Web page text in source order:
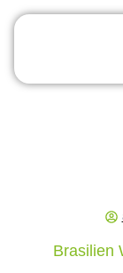
Brasilien